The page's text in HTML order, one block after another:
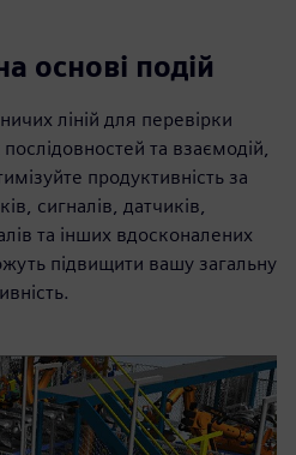
основі подій
ліній для перевірки
та взаємодій,
продуктивність за
сигналів, датчиків,
та інших вдосконалених
підвищити вашу загальну